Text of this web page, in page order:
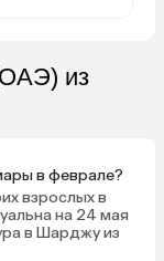
из
в феврале?
взрослых в
на 24 мая
в Шарджу из